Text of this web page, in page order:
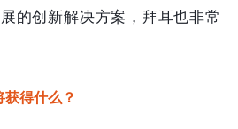
的创新解决方案，拜耳也非常
得什么？